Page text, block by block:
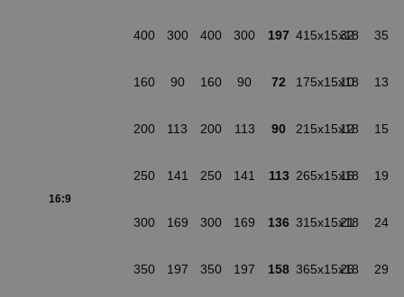
400 300 400 300 197 415x15x18
32 35
16:9
160 90 160 90 72 175x15x18
10 13
200 113 200 113 90 215x15x18
12 15
250 141 250 141 113 265x15x18
16 19
300 169 300 169 136 315x15x18
21 24
350 197 350 197 158 365x15x18
26 29